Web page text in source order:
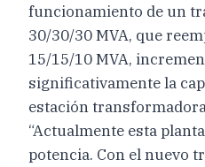
funcionamiento de un
30/30/30 MVA, que
15/15/10 MVA,
significativamente la
estación
“Actualmente esta
potencia. Con el nuevo